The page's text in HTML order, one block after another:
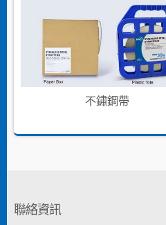
不鏽鋼帶
聯絡資訊